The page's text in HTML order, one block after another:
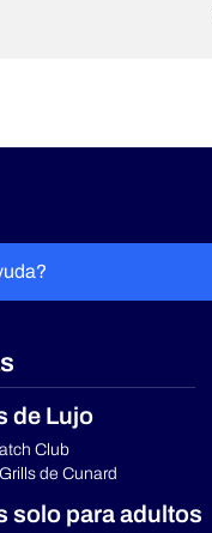
de Lujo
Club
de Cunard
solo para adultos